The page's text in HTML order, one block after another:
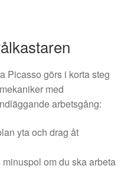
Picasso görs i korta steg
med
arbetsgång:
yta och drag åt
om du ska arbeta